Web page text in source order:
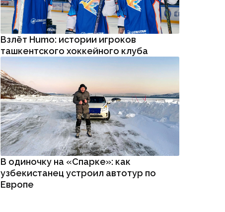
В одиночку на «Спарке»: как
узбекистанец устроил автотур по
Европе